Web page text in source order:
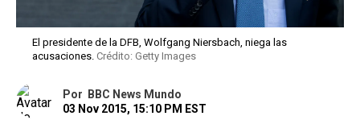
El presidente de la DFB, Wolfgang Niersbach, niega las
acusaciones. Crédito: Getty Images
Por BBC News Mundo
03 Nov 2015, 15:10 PM EST